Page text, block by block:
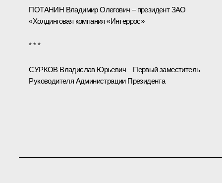
ПОТАНИН Владимир Олегович – президент ЗАО
«Холдинговая компания «Интеррос»
* * *
СУРКОВ Владислав Юрьевич – Первый заместитель
Руководителя Администрации Президента